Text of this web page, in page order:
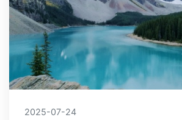
2025-07-24